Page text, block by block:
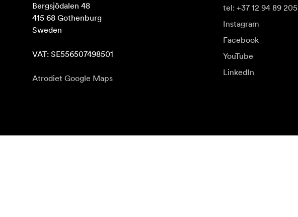
Bergsjödalen 48
415 68 Gothenburg
Sweden
VAT: SE556507498501
Atrodiet Google Maps
tel: +37 12 94 89 205
Instagram
Facebook
YouTube
LinkedIn